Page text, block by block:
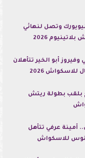
وتصل لنهائي
2026
أبو الخير تتأهلان
2026
بلقب بطولة ريتش
أمينة عرفي تتأهل
للاسكواش